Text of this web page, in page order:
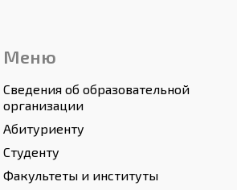
Меню
Сведения об образовательной
организации
Абитуриенту
Студенту
Факультеты и институты